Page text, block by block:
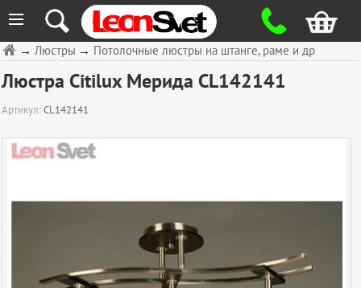
≡
→ Потолочные люстры на штанге, раме и др
→Люстры
Люстра Citilux Мерида CL142141
Артикул:CL142141